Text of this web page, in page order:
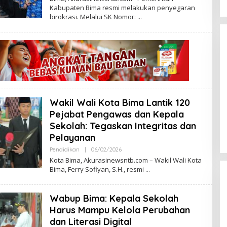
E
H
A
A
A
K
U
R
A
S
I
Kabupaten Bima resmi melakukan penyegaran
birokrasi. Melalui SK Nomor:
Wakil Wali Kota Bima Lantik 120
Pejabat Pengawas dan Kepala
Sekolah: Tegaskan Integritas dan
Pelayanan
Pendidikan | 06/02/2026O
E
H
W
K
A
K
U
Kota Bima, Akurasinewsntb.com – Wakil Wali Kota
Bima, Ferry Sofiyan, S.H., resmi
Wabup Bima: Kepala Sekolah
Harus Mampu Kelola Perubahan
dan Literasi Digital
Kemenhan
Pers
PKP dan PWI Sepakat: 5.000
Rumah Subsidi Disiapkan untuk
Wartawan
Di Nasional | 06/12/2025